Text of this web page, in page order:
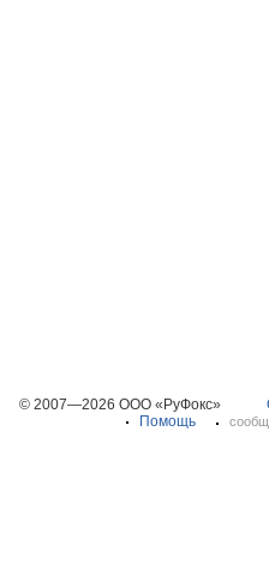
© 2007—2026 ООО «РуФокс»
Помощь